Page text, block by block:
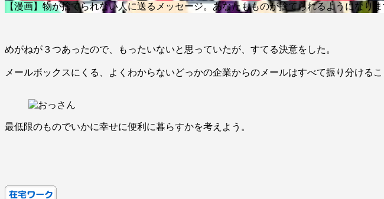
【漫画】物が捨てられない人に送るメッセージ。あなたもものが捨てられるようになりま
めがねが３つあったので、もったいないと思っていたが、すてる決意をした。
メールボックスにくる、よくわからないどっかの企業からのメールはすべて振り分ける
最低限のものでいかに幸せに便利に暮らすかを考えよう。